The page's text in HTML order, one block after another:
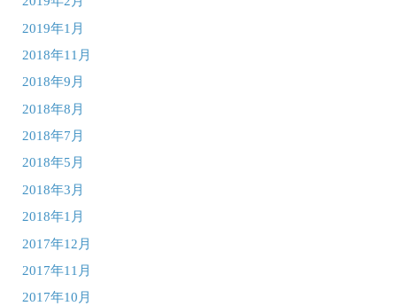
2019年1月
2018年11月
2018年9月
2018年8月
2018年7月
2018年5月
2018年3月
2018年1月
2017年12月
2017年11月
2017年10月